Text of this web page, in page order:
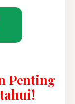
Penting